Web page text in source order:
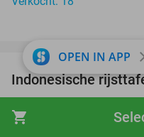
shopping_cart
Indonesische
Breda
OPEN IN APP